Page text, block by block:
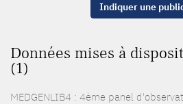
Indiquer une
Données mises à
(1)
MEDGENLIB4 : 4ème panel